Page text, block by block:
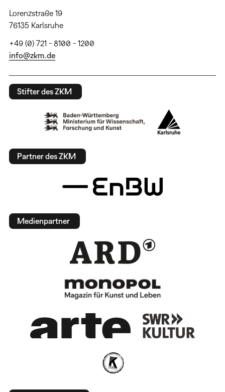
Lorenzstraße 19
76135 Karlsruhe
+49 (0) 721 - 8100 - 1200
info@zkm.de
Stifter des ZKM
Partner des ZKM
Medienpartner